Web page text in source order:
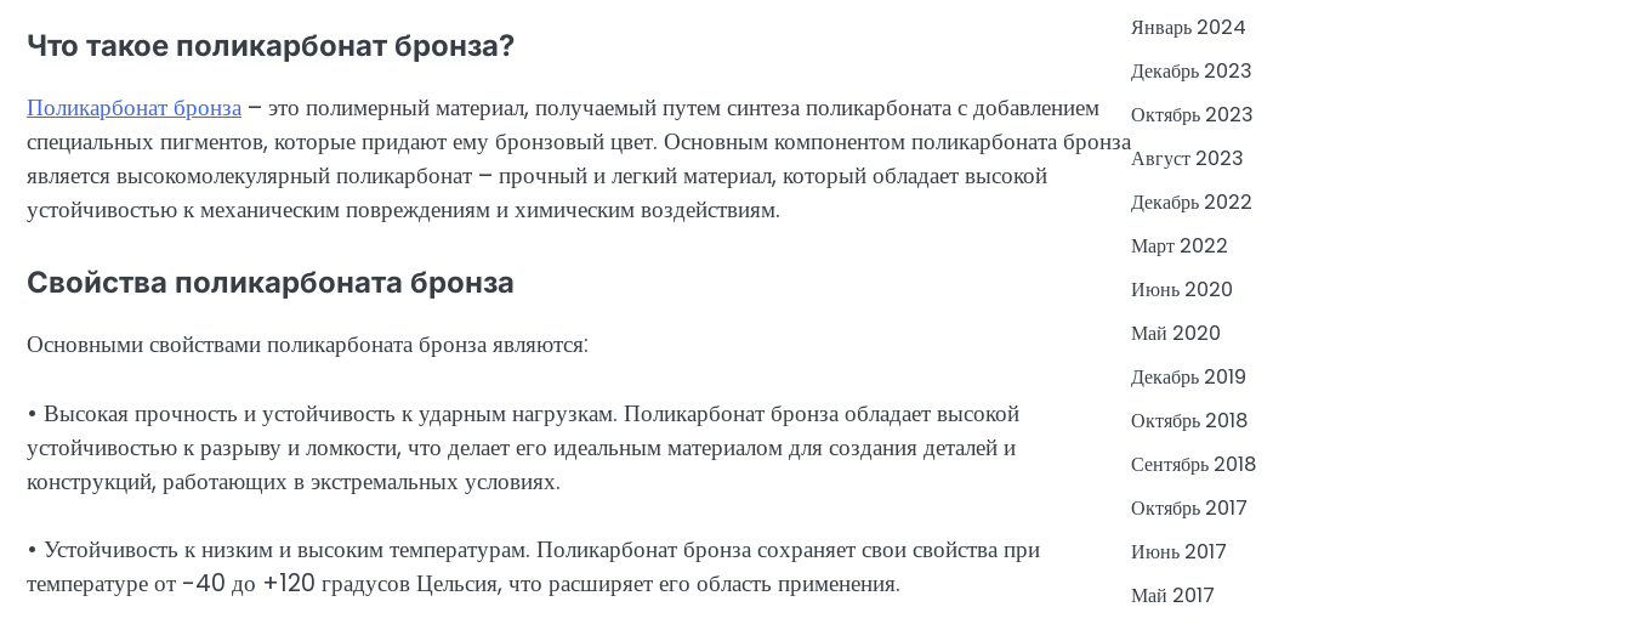
Что такое поликарбонат бронза?
Поликарбонат бронза – это полимерный материал, получаемый путем синтеза поликарбоната с добавлением
специальных пигментов, которые придают ему бронзовый цвет. Основным компонентом поликарбоната бронза
является высокомолекулярный поликарбонат – прочный и легкий материал, который обладает высокой
устойчивостью к механическим повреждениям и химическим воздействиям.
Свойства поликарбоната бронза
Основными свойствами поликарбоната бронза являются:
• Высокая прочность и устойчивость к ударным нагрузкам. Поликарбонат бронза обладает высокой
устойчивостью к разрыву и ломкости, что делает его идеальным материалом для создания деталей и
конструкций, работающих в экстремальных условиях.
• Устойчивость к низким и высоким температурам. Поликарбонат бронза сохраняет свои свойства при
температуре от -40 до +120 градусов Цельсия, что расширяет его область применения.
Январь 2024
Декабрь 2023
Октябрь 2023
Август 2023
Декабрь 2022
Март 2022
Июнь 2020
Май 2020
Декабрь 2019
Октябрь 2018
Сентябрь 2018
Октябрь 2017
Июнь 2017
Май 2017